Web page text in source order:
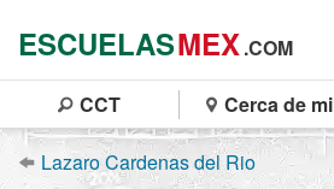
ESCUELASMEX.COM
CCT Cerca de mi
Lazaro Cardenas del Rio